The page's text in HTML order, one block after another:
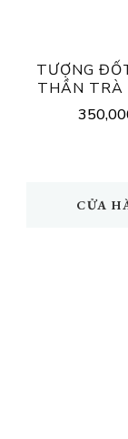
TƯỢNG
THẦN TRÀ
CỬA